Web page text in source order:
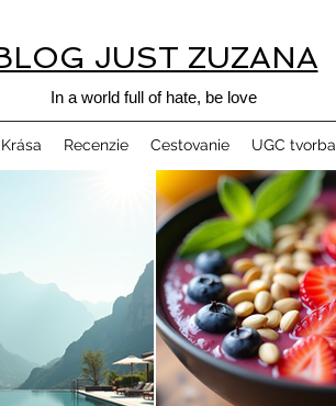
JUST ZUZANA
In a world full of hate, be love
Krása Recenzie Cestovanie UGC tvorba